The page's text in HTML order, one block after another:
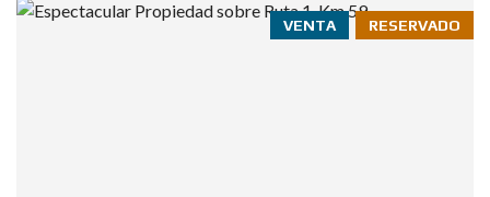
RESERVADO
VENTA